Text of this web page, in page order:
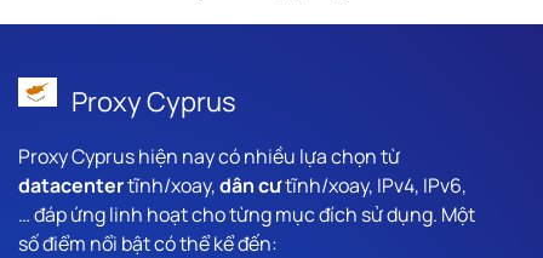
Proxy Cyprus
Proxy Cyprus hiện nay có nhiều lựa chọn từ
datacentertĩnh/xoay,dân cưtĩnh/xoay, IPv4, IPv6,
… đáp ứng linh hoạt cho từng mục đích sử dụng. Một
số điểm nổi bật có thể kể đến: